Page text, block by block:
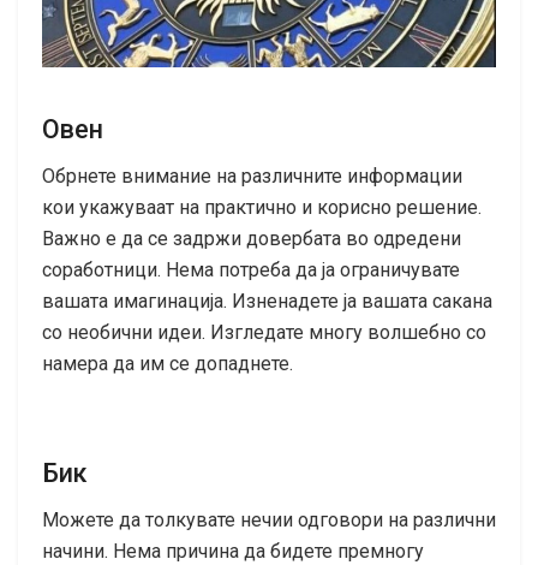
Овен
Обрнете внимание на различните информации
кои укажуваат на практично и корисно решение.
Важно е да се задржи довербата во одредени
соработници. Нема потреба да ја ограничувате
вашата имагинација. Изненадете ја вашата сакана
со необични идеи. Изгледате многу волшебно со
намера да им се допаднете.
Бик
Можете да толкувате нечии одговори на различни
начини. Нема причина да бидете премногу